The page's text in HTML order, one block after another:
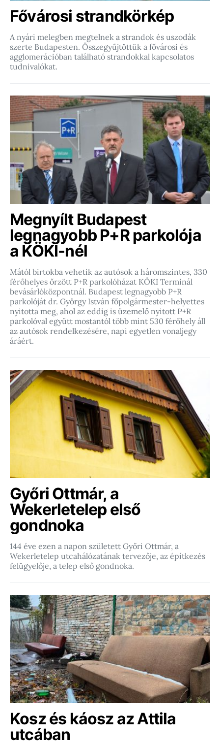
Fővárosi strandkörkép
A nyári melegben megtelnek a strandok és uszodák
szerte Budapesten. Összegyűjtöttük a fővárosi és
agglomerációban található strandokkal kapcsolatos
tudnivalókat.
Megnyílt Budapest
legnagyobb P+R parkolója
a KÖKI-nél
Mától birtokba vehetik az autósok a háromszintes, 330
férőhelyes őrzött P+R parkolóházat KÖKI Terminál
bevásárlóközpontnál. Budapest legnagyobb P+R
parkolóját dr. György István főpolgármester-helyettes
nyitotta meg, ahol az eddig is üzemelő nyitott P+R
parkolóval együtt mostantól több mint 530 férőhely áll
az autósok rendelkezésére, napi egyetlen vonaljegy
áráért.
Győri Ottmár, a
Wekerletelep első
gondnoka
144 éve ezen a napon született Győri Ottmár, a
Wekerletelep utcahálózatának tervezője, az építkezés
felügyelője, a telep első gondnoka.
Kosz és káosz az Attila
utcában